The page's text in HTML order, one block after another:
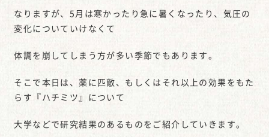
なりますが、5月は寒かったり急に暑くなったり、気圧の
変化についていけなくて
体調を崩してしまう方が多い季節でもあります。
そこで本日は、薬に匹敵、もしくはそれ以上の効果をもた
らす『ハチミツ』について
大学などで研究結果のあるものをご紹介していきます。